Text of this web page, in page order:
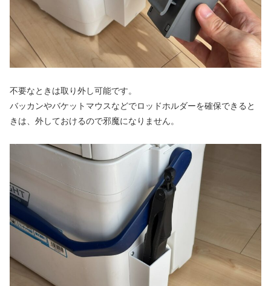
不要なときは取り外し可能です。
バッカンやバケットマウスなどでロッドホルダーを確保できると
きは、外しておけるので邪魔になりません。